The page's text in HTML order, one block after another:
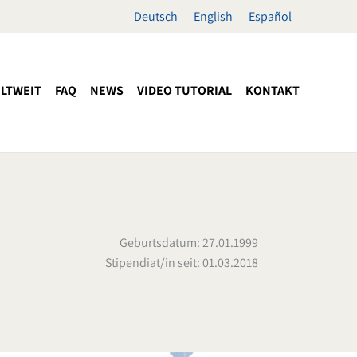
Deutsch English Español
FAQ NEWS VIDEO TUTORIAL KONTAKT
Geburtsdatum: 27.01.1999
Stipendiat/in seit: 01.03.2018